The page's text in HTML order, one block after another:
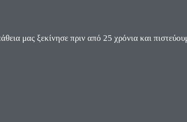
μας ξεκίνησε πριν από 25 χρόνια και